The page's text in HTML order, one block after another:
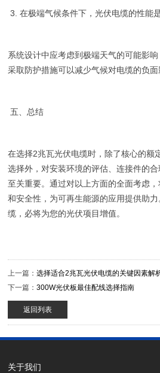
3. 在极端气候条件下，光伏电缆的性能
系统设计中应考虑到极端天气的可能影
采取防护措施可以减少气候对电缆的负面
五、总结
在选择2兆瓦光伏电缆时，除了核心的额
选择外，对安装环境的评估、连接件的
至关重要。通过对以上方面的全面考虑
和安全性，为可再生能源的应用提供助
缆，必将为您的光伏项目增值。
上一篇：选择适合2兆瓦光伏电缆的关键因素解
下一篇：300W光伏板最佳配线选择指南
返回列表
关于我们